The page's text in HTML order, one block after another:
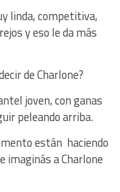
linda, competitiva,
y eso le da más
de Charlone?
joven, con ganas
peleando arriba.
están haciendo
imaginás a Charlone